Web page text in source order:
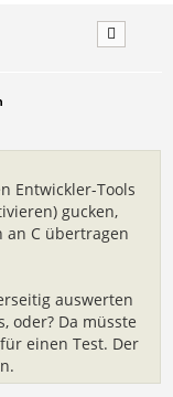
Entwickler-Tools
gucken,
an C übertragen
auswerten
oder? Da müsste
einen Test. Der